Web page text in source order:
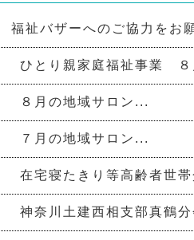
福祉バザーへのご協力をお
ひとり親家庭福祉事業 ８
８月の地域サロン...
７月の地域サロン...
在宅寝たきり等高齢者世
神奈川土建西相支部真鶴